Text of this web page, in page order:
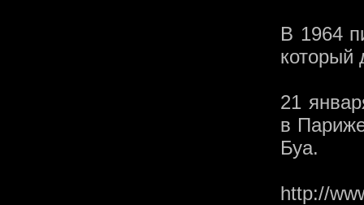
В 1964
который
21
в
Буа.
http://